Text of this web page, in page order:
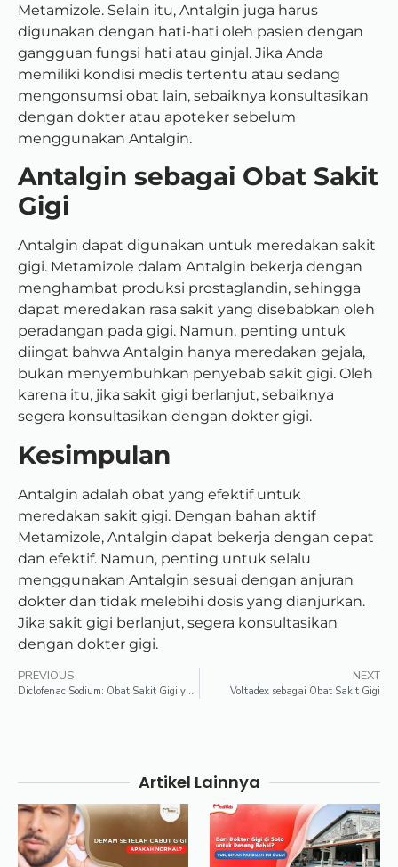
Metamizole. Selain itu, Antalgin juga harus
digunakan dengan hati-hati oleh pasien dengan
gangguan fungsi hati atau ginjal. Jika Anda
memiliki kondisi medis tertentu atau sedang
mengonsumsi obat lain, sebaiknya konsultasikan
dengan dokter atau apoteker sebelum
menggunakan Antalgin.
Antalgin sebagai Obat Sakit
Gigi
Antalgin dapat digunakan untuk meredakan sakit
gigi. Metamizole dalam Antalgin bekerja dengan
menghambat produksi prostaglandin, sehingga
dapat meredakan rasa sakit yang disebabkan oleh
peradangan pada gigi. Namun, penting untuk
diingat bahwa Antalgin hanya meredakan gejala,
bukan menyembuhkan penyebab sakit gigi. Oleh
karena itu, jika sakit gigi berlanjut, sebaiknya
segera konsultasikan dengan dokter gigi.
Kesimpulan
Antalgin adalah obat yang efektif untuk
meredakan sakit gigi. Dengan bahan aktif
Metamizole, Antalgin dapat bekerja dengan cepat
dan efektif. Namun, penting untuk selalu
menggunakan Antalgin sesuai dengan anjuran
dokter dan tidak melebihi dosis yang dianjurkan.
Jika sakit gigi berlanjut, segera konsultasikan
dengan dokter gigi.
PREVIOUS
Diclofenac Sodium: Obat Sakit Gigi yang Cepat dan Efektif
NEXT
Voltadex sebagai Obat Sakit Gigi
Artikel Lainnya